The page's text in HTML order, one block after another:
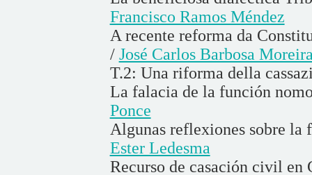
Francisco Ramos Méndez
A recente reforma da
/ José Carlos Barbosa
T.2: Una riforma della
La falacia de la función
Ponce
Algunas reflexiones sobre la
Ester Ledesma
Recurso de casación civil en